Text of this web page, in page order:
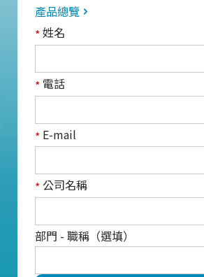
產品總覽
*姓名
* 電話
* E-mail
* 公司名稱
部門 - 職稱（選填）